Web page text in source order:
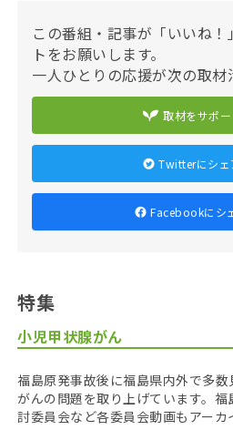
この番組・記事が「いいね
トをお願いします。
一人ひとりの応援が次の取材
取材をサポー
Twitterにシェ
Facebookにシ
特集
小児甲状腺がん
福島原発事故後に福島県内外で多
がんの問題を取り上げています。
討委員会など各委員会動画もアーカ